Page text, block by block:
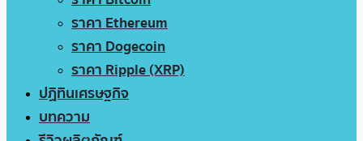
ราคา Ethereum
ราคา Dogecoin
ราคา Ripple (XRP)
ปฏิทินเศรษฐกิจ
บทความ